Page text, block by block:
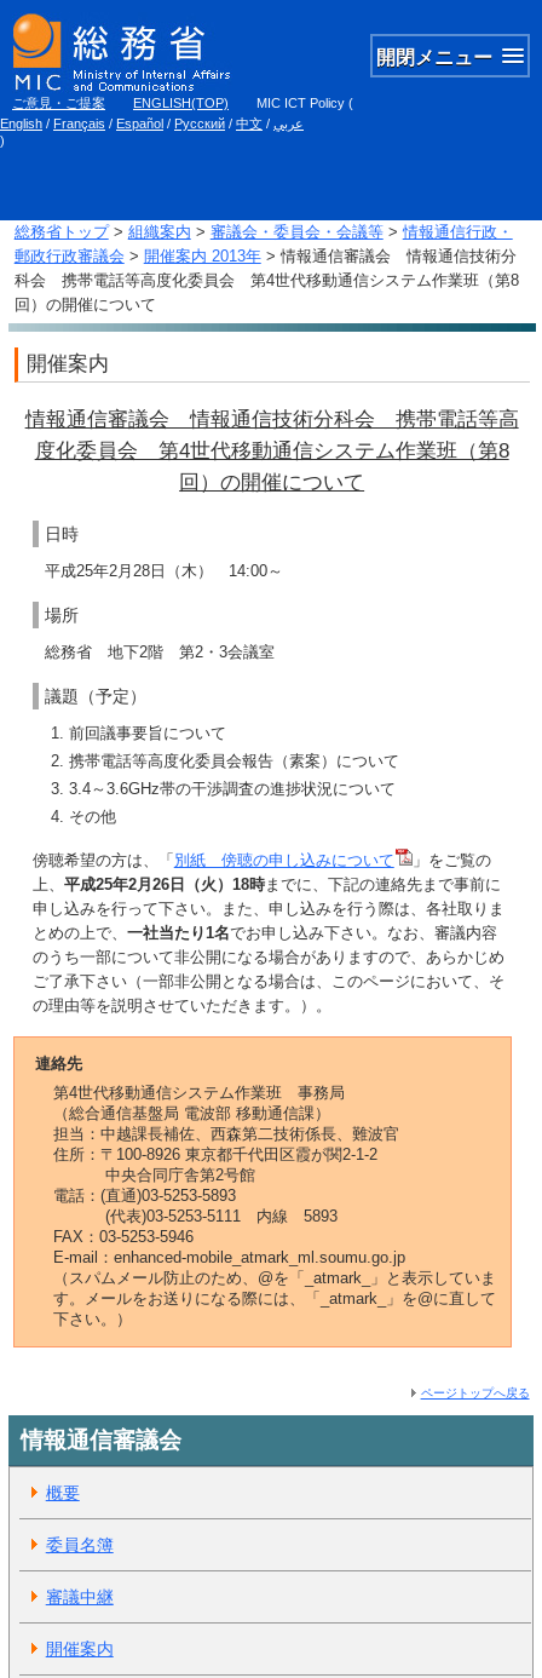
開閉メニュー
ご意見・ご提案 ENGLISH(TOP) MIC ICT Policy (
English / Français / Español / Русский / 中文 / عربي
)
総務省トップ> 組織案内 > 審議会・委員会・会議等>情報通信行政・
郵政行政審議会 > 開催案内 2013年> 情報通信審議会 情報通信技術分
科会 携帯電話等高度化委員会 第4世代移動通信システム作業班（第8
回）の開催について
開催案内
情報通信審議会 情報通信技術分科会 携帯電話等高
度化委員会 第4世代移動通信システム作業班（第8
回）の開催について
日時
平成25年2月28日（木） 14:00～
場所
総務省 地下2階 第2・3会議室
議題（予定）
前回議事要旨について
携帯電話等高度化委員会報告（素案）について
3.4～3.6GHz帯の干渉調査の進捗状況について
その他
傍聴希望の方は、「 別紙 傍聴の申し込みについて
」をご覧の
上、 平成25年2月26日（火）18時までに、下記の連絡先まで事前に
申し込みを行って下さい。また、申し込みを行う際は、各社取りま
とめの上で、 一社当たり1名でお申し込み下さい。なお、審議内容
のうち一部について非公開になる場合がありますので、あらかじめ
ご了承下さい（一部非公開となる場合は、このページにおいて、そ
の理由等を説明させていただきます。）。
連絡先
第4世代移動通信システム作業班 事務局
（総合通信基盤局 電波部 移動通信課）
担当：中越課長補佐、西森第二技術係長、難波官
住所：〒100-8926 東京都千代田区霞が関2-1-2
中央合同庁舎第2号館
電話：(直通)03-5253-5893
(代表)03-5253-5111 内線 5893
FAX：03-5253-5946
E-mail：enhanced-mobile_atmark_ml.soumu.go.jp
（スパムメール防止のため、@を「_atmark_」と表示していま
す。メールをお送りになる際には、「_atmark_」を@に直して
下さい。）
ページトップへ戻る
情報通信審議会
概要
委員名簿
審議中継
開催案内